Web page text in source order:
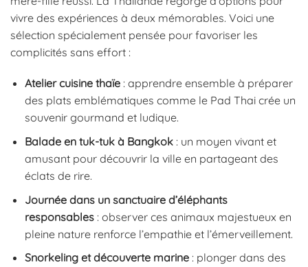
vivre des expériences à deux mémorables. Voici une
sélection spécialement pensée pour favoriser les
complicités sans effort :
Atelier cuisine thaïe: apprendre ensemble à préparer
des plats emblématiques comme le Pad Thai crée un
souvenir gourmand et ludique.
Balade en tuk-tuk à Bangkok: un moyen vivant et
amusant pour découvrir la ville en partageant des
éclats de rire.
Journée dans un sanctuaire d’éléphants
responsables: observer ces animaux majestueux en
pleine nature renforce l’empathie et l’émerveillement.
Snorkeling et découverte marine: plonger dans des